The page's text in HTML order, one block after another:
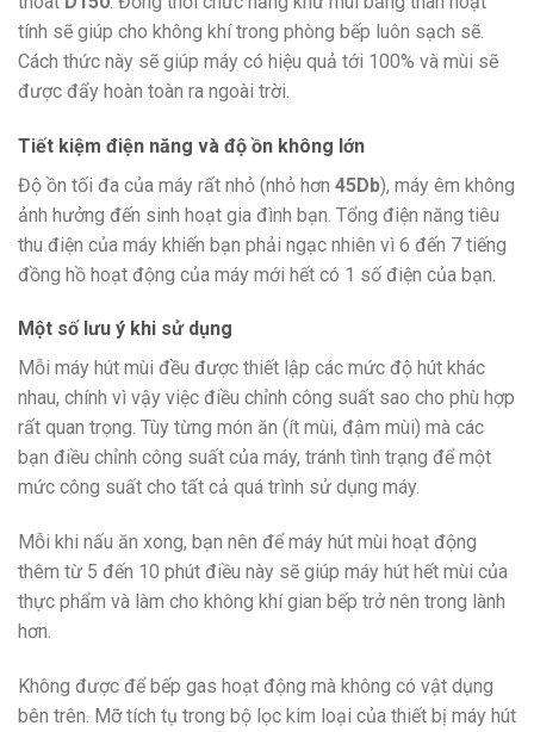
tính sẽ giúp cho không khí trong phòng bếp luôn sạch sẽ.
Cách thức này sẽ giúp máy có hiệu quả tới 100% và mùi sẽ
được đẩy hoàn toàn ra ngoài trời.
Tiết kiệm điện năng và độ ồn không lớn
Độ ồn tối đa của máy rất nhỏ (nhỏ hơn 45Db), máy êm không
ảnh hưởng đến sinh hoạt gia đình bạn. Tổng điện năng tiêu
thu điện của máy khiến bạn phải ngạc nhiên vì 6 đến 7 tiếng
đồng hồ hoạt động của máy mới hết có 1 số điện của bạn.
Một số lưu ý khi sử dụng
Mỗi máy hút mùi đều được thiết lập các mức độ hút khác
nhau, chính vì vậy việc điều chỉnh công suất sao cho phù hợp
rất quan trọng. Tùy từng món ăn (ít mùi, đậm mùi) mà các
bạn điều chỉnh công suất của máy, tránh tình trạng để một
mức công suất cho tất cả quá trình sử dụng máy.
Mỗi khi nấu ăn xong, bạn nên để máy hút mùi hoạt động
thêm từ 5 đến 10 phút điều này sẽ giúp máy hút hết mùi của
thực phẩm và làm cho không khí gian bếp trở nên trong lành
hơn.
Không được để bếp gas hoạt động mà không có vật dụng
bên trên. Mỡ tích tụ trong bộ lọc kim loại của thiết bị máy hút